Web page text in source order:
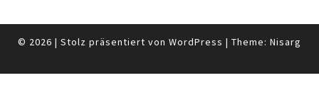
© 2026 | Stolz präsentiert von WordPress | Theme: Nisarg